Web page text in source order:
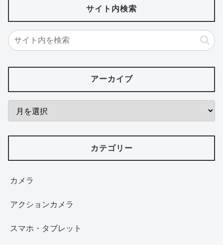
サイト内検索
アーカイブ
カテゴリー
カメラ
アクションカメラ
スマホ・タブレット